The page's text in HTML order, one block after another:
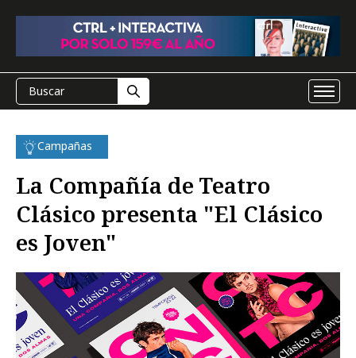
Campañas
La Compañía de Teatro
Clásico presenta "El Clásico
es Joven"